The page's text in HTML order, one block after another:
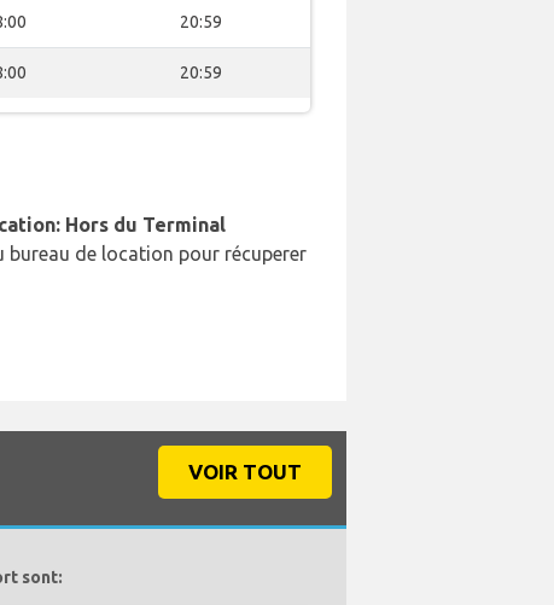
20:59
20:59
Hors du Terminal
bureau de location pour récuperer
VOIR TOUT
sont: